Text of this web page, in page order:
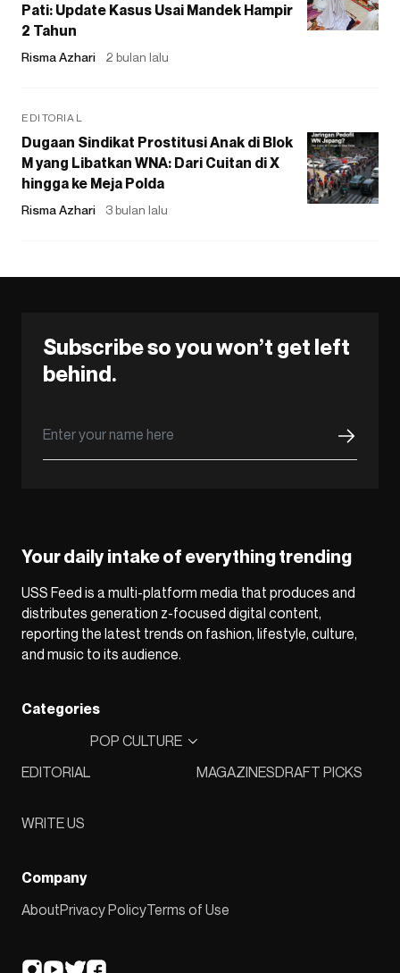
Pati: Update Kasus Usai Mandek Hampir
2 Tahun
Risma Azhari 2 bulan lalu
EDITORIAL
Dugaan Sindikat Prostitusi Anak di Blok
M yang Libatkan WNA: Dari Cuitan di X
hingga ke Meja Polda
Risma Azhari 3 bulan lalu
Subscribe so you won’t get left
behind.
Your daily intake of everything trending
USS Feed is a multi-platform media that produces and
distributes generation z-focused digital content,
reporting the latest trends on fashion, lifestyle, culture,
and music to its audience.
Categories
EDITORIAL
POP CULTURE
MAGAZINESDRAFT PICKS
WRITE US
Company
AboutPrivacy PolicyTerms of Use